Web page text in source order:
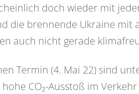
doch wieder mit
die brennende Ukraine mit
auch nicht gerade
Termin (4. Mai 22) sind
CO₂-Ausstoß im